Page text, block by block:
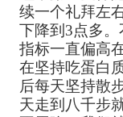
续一个礼拜左
下降到3点多
指标一直偏高
在坚持吃蛋白
后每天坚持散
天走到八千步